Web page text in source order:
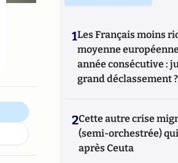
1Les Français moins
moyenne
année consécutive :
grand déclassement ?
2Cette autre crise
(semi-orchestrée)
après Ceuta